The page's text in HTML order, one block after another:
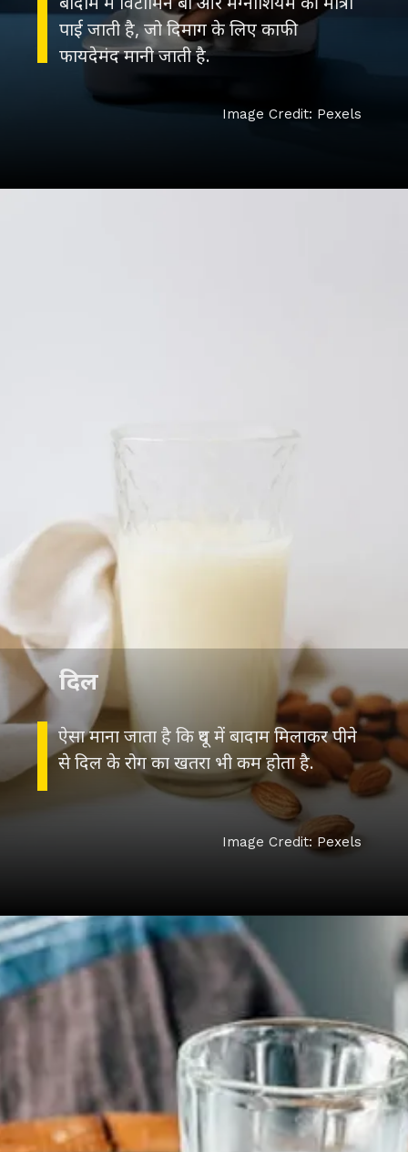
पाई जाती है, जो दिमाग के लिए काफी
फायदेमंद मानी जाती है.
Image Credit: Pexels
ऐसा माना जाता है कि दूध में बादाम मिलाकर पीने
से दिल के रोग का खतरा भी कम होता है.
दिल
Image Credit: Pexels